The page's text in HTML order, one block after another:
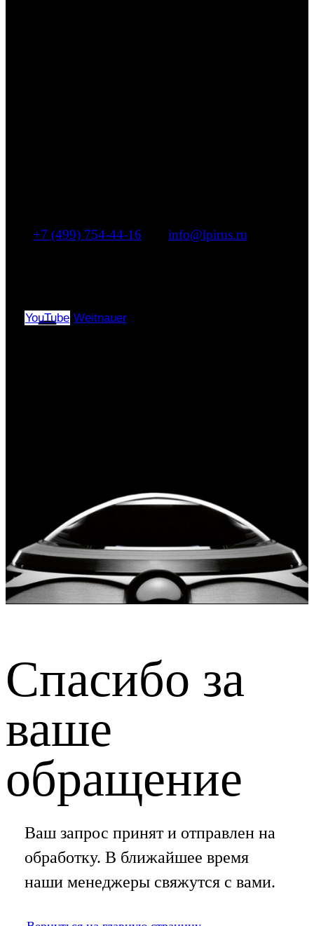
+7 (499) 754-44-16
info@lpirus.ru
YouTube Weitnauer
Спасибо за
ваше
обращение
Ваш запрос принят и отправлен на
обработку. В ближайшее время
наши менеджеры свяжутся с вами.